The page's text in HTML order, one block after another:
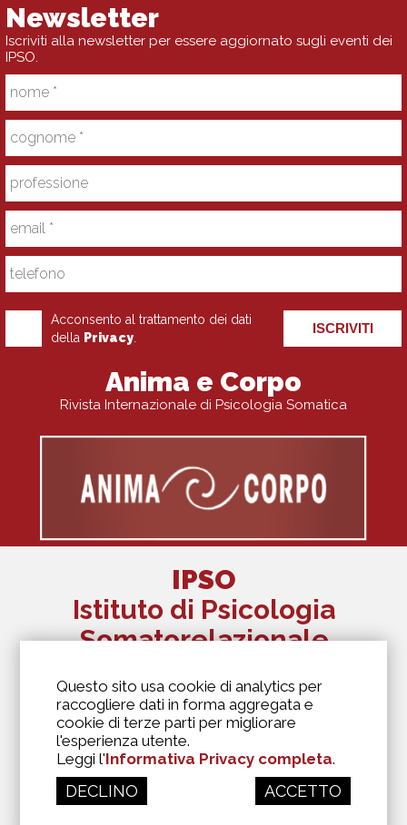
Questo sito usa cookie di analytics per
raccogliere dati in forma aggregata e
cookie di terze parti per migliorare
l'esperienza utente.
Leggi l'Informativa Privacy completa.
DECLINO ACCETTO
Newsletter
Iscriviti alla newsletter per essere aggiornato sugli eventi dei
IPSO.
Acconsento al trattamento dei dati
della Privacy
ISCRIVITI
Anima e Corpo
Rivista Internazionale di Psicologia Somatica
IPSO
Istituto di Psicologia
Somatorelazionale
Via Antonio Kramer, 6
20129 Milano
346 6973975
segreteria@biosofia.it